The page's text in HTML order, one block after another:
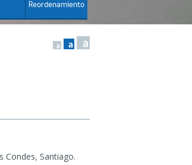
Reordenamiento
a a a
Condes, Santiago.